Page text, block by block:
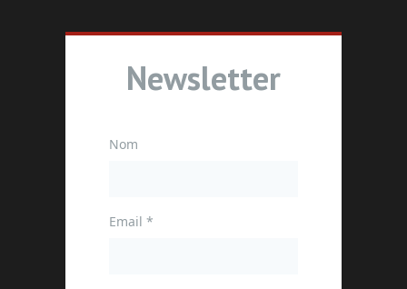
Newsletter
Nom
Email *